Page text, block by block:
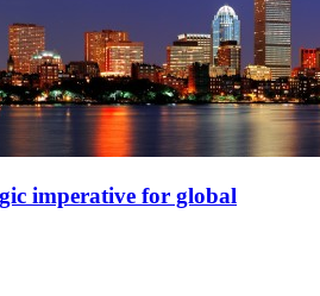
imperative for global